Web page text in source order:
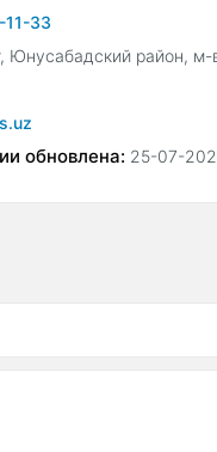
11-33
Юнусабадский район,
обновлена: 25-07-